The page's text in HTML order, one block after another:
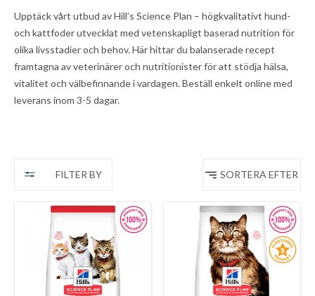
Upptäck vårt utbud av Hill’s Science Plan – högkvalitativt hund-
och kattfoder utvecklat med vetenskapligt baserad nutrition för
olika livsstadier och behov. Här hittar du balanserade recept
framtagna av veterinärer och nutritionister för att stödja hälsa,
vitalitet och välbefinnande i vardagen. Beställ enkelt online med
leverans inom 3-5 dagar.
FILTER BY SORTERA EFTER